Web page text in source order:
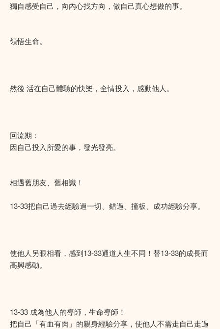
獨自感受自己，向內心找方向，做自己真心想做的事。
領悟生命。
然後 活在自己體驗的快樂，全情投入，感動他人。
回流期：
因自己投入所愛的事，發光發亮。
相遇舊朋友、舊相識！
13-33把自己過去經驗過一切、錯過、撞板、成功經驗分享。
使他人另眼相看，感到13-33通道人生不同！替13-33的成長而
高興感動。
13-33 成為他人的導師，生命導師！
把自己「有血有肉」的親身經驗分享，使他人不需走自己走過